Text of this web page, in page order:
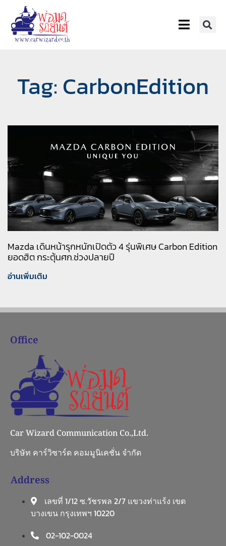
Tag: CarbonEdition
Mazda เดินหน้ารุกหนักเปิดตัว 4 รุ่นพิเศษ Carbon Edition
ยอดฮิต กระตุ้นศก.ช่วงปลายปี
อ่านเพิ่มเติม
Office
Car Wizard Communication Co.,Ltd.
บริษัท คาร์วิซาร์ด คอมมูนิเคชั่น จำกัด
Address
เลขที่ 1/12 ซ.วัชรพล 2/7 แขวงท่าแร้ง เขต
บางเขน กรุงเทพฯ 10220
02-102-0024